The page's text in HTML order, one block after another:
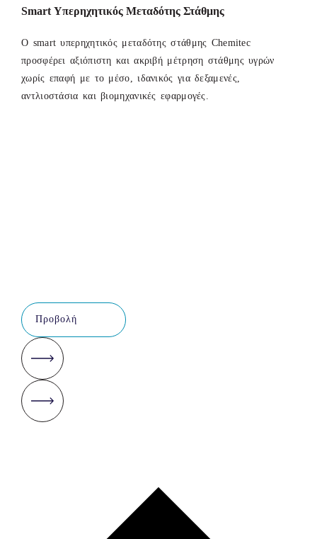
Smart Υπερηχητικός Μεταδότης Στάθμης
Ο smart υπερηχητικός μεταδότης στάθμης Chemitec
προσφέρει αξιόπιστη και ακριβή μέτρηση στάθμης υγρών
χωρίς επαφή με το μέσο, ιδανικός για δεξαμενές,
αντλιοστάσια και βιομηχανικές εφαρμογές.
Προβολή